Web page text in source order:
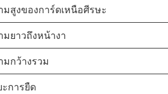
มสูงของการ์ดเหนือศีรษะ
มยาวถึงหน้างา
มกว้างรวม
ะการยืด